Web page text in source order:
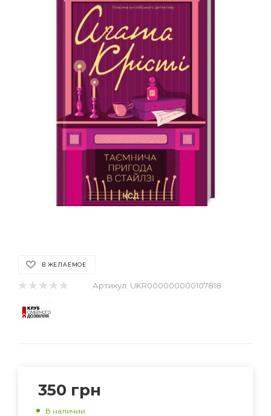
В ЖЕЛАЕМОЕ
Артикул: UKR000000000107818
350 грн
В наличии